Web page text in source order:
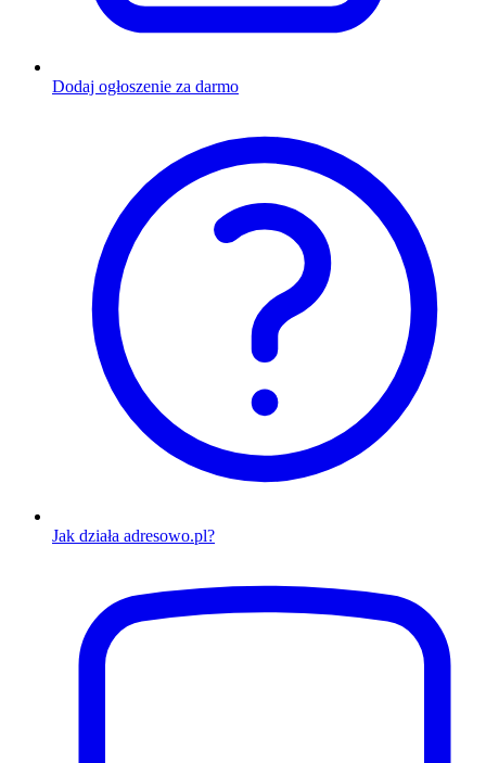
Dodaj ogłoszenie za darmo
Jak działa adresowo.pl?